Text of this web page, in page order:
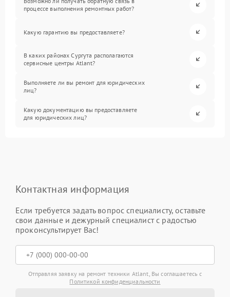
процессе выполнения ремонтных работ?
Какую гарантию вы предоставляете?
В каких районах Сургута располагаются
сервисные центры Atlant?
Выполняете ли вы ремонт для юридических
лиц?
Какую документацию вы предоставляете
для юридических лиц?
Контактная информация
Если требуется задать вопрос специалисту, оставьте
свои данные и дежурный специалист с радостью
проконсультирует Вас!
Отправляя заявку на ремонт техники Atlant, Вы соглашаетесь с
Политикой конфиденциальности